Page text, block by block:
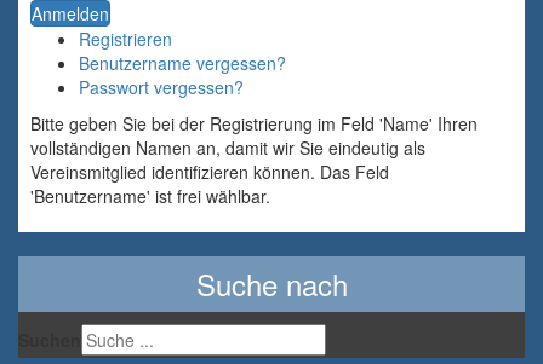
Anmelden
Registrieren
Benutzername vergessen?
Passwort vergessen?
Bitte geben Sie bei der Registrierung im Feld 'Name' Ihren
vollständigen Namen an, damit wir Sie eindeutig als
Vereinsmitglied identifizieren können. Das Feld
'Benutzername' ist frei wählbar.
Suche nach